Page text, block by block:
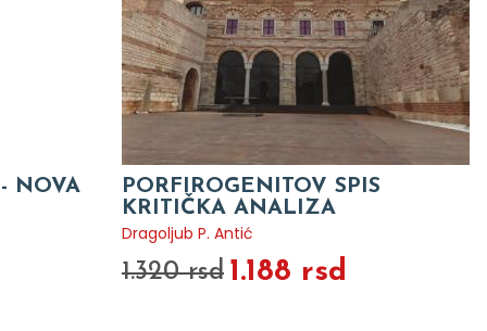
NOVA
PORFIROGENITOV SPIS
KRITIČKA ANALIZA
Dragoljub P. Antić
1.320 rsd 1.188 rsd